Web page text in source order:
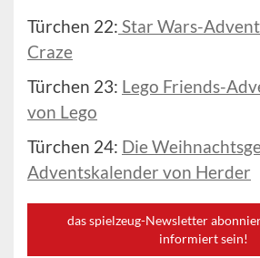
Türchen 22: Star Wars-
Craze
Türchen 23: Lego Friends-
von Lego
Türchen 24: Die
Adventskalender von Herder
das spielzeug-Newsletter
informiert sein!